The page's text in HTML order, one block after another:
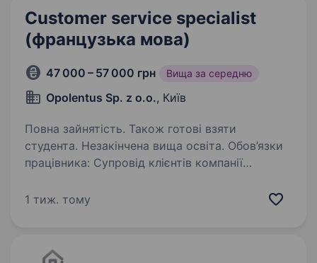
Customer service specialist
(французька мова)
47 000 – 57 000 грн Вища за середню
Opolentus Sp. z o.o., Київ
Повна зайнятість. Також готові взяти
студента. Незакінчена вища освіта. Обов’язки
працівника: Супровід клієнтів компанії
до поставки товару. Прийом та обробка
пов’язаних…
1 тиж. тому